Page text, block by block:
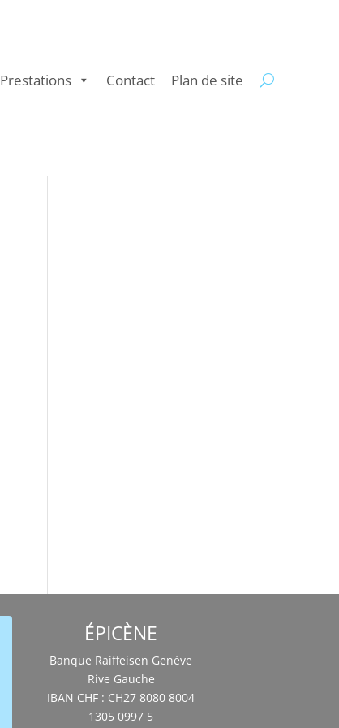
Prestations Contact Plan de site
ÉPICÈNE
Banque Raiffeisen Genève
Rive Gauche
IBAN CHF : CH27 8080 8004
1305 0997 5